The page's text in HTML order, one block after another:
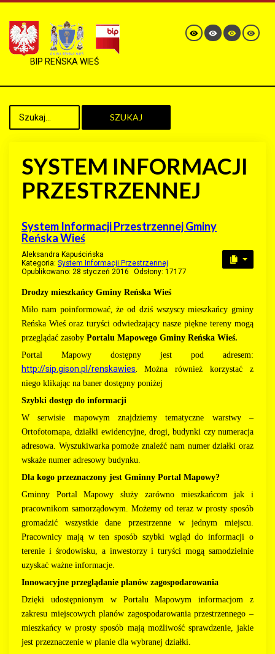
BIP REŃSKA WIEŚ
SZUKAJ
SYSTEM INFORMACJI
PRZESTRZENNEJ
System Informacji Przestrzennej Gminy
Reńska Wieś
Aleksandra Kapuścińska
Kategoria: System Informacji Przestrzennej
Opublikowano: 28 styczeń 2016
Odsłony: 17177
Drodzy mieszkańcy Gminy Reńska Wieś
Miło nam poinformować, że od dziś wszyscy mieszkańcy gminy
Reńska Wieś oraz turyści odwiedzający nasze piękne tereny mogą
przeglądać zasoby Portalu Mapowego Gminy Reńska Wieś.
Portal Mapowy dostępny jest pod adresem:
http://sip.gison.pl/renskawies
Można również korzystać z
niego klikając na baner dostępny poniżej
Szybki dostęp do informacji
W serwisie mapowym znajdziemy tematyczne warstwy –
Ortofotomapa, działki ewidencyjne, drogi, budynki czy numeracja
adresowa. Wyszukiwarka pomoże znaleźć nam numer działki oraz
wskaże numer adresowy budynku.
Dla kogo przeznaczony jest Gminny Portal Mapowy?
Gminny Portal Mapowy służy zarówno mieszkańcom jak i
pracownikom samorządowym. Możemy od teraz w prosty sposób
gromadzić wszystkie dane przestrzenne w jednym miejscu.
Pracownicy mają w ten sposób szybki wgląd do informacji o
terenie i środowisku, a inwestorzy i turyści mogą samodzielnie
uzyskać ważne informacje.
Innowacyjne przeglądanie planów zagospodarowania
Dzięki udostępnionym w Portalu Mapowym informacjom z
zakresu miejscowych planów zagospodarowania przestrzennego –
mieszkańcy w prosty sposób mają możliwość sprawdzenie, jakie
jest przeznaczenie w planie dla wybranej działki.